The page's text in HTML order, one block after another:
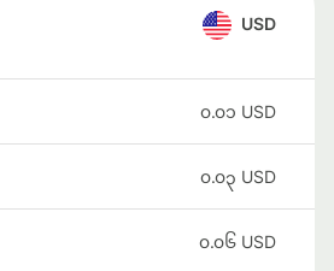
USD
၀.၀၁ USD
၀.၀၃ USD
၀.၀၆ USD